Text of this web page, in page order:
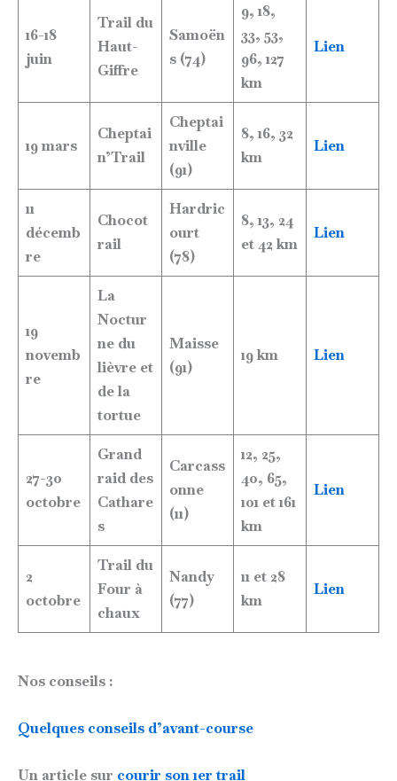
16-18
juin
Trail du
Haut-
Giffre
Samoën
s (74)
9, 18,
33, 53,
96, 127
km
Lien
19 mars
Cheptai
n’Trail
Cheptai
nville
(91)
8, 16, 32
km
Lien
11
décemb
re
Chocot
rail
Hardric
ourt
(78)
8, 13, 24
et 42 km
Lien
19
novemb
re
La
Noctur
ne du
lièvre et
de la
tortue
Maisse
(91)
19 km Lien
27-30
octobre
Grand
raid des
Cathare
s
Carcass
onne
(11)
12, 25,
40, 65,
101 et 161
km
Lien
2
octobre
Trail du
Four à
chaux
Nandy
(77)
11 et 28
km
Lien
Nos conseils :
Quelques conseils d’avant-course
Un article sur courir son 1er trail